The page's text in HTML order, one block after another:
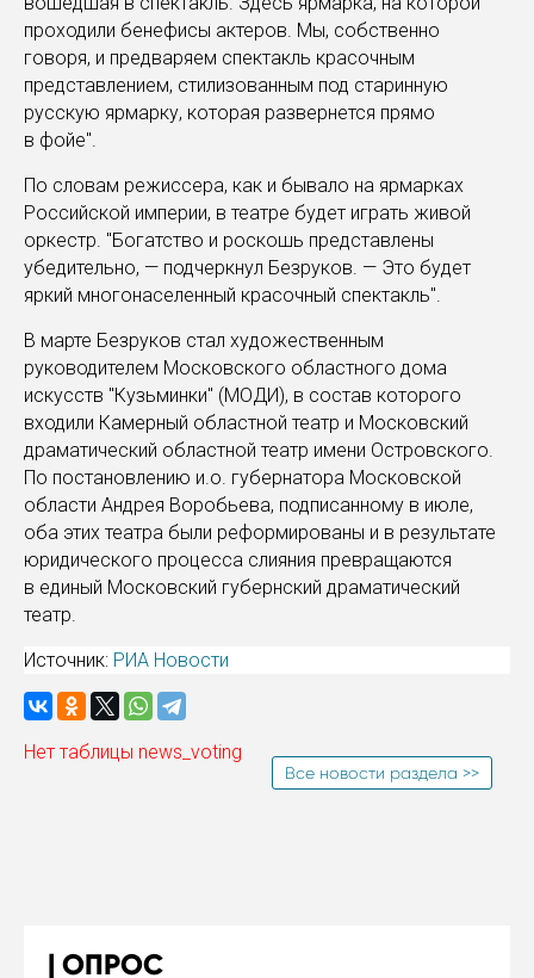
проходили бенефисы актеров. Мы, собственно
говоря, и предваряем спектакль красочным
представлением, стилизованным под старинную
русскую ярмарку, которая развернется прямо
в фойе".
По словам режиссера, как и бывало на ярмарках
Российской империи, в театре будет играть живой
оркестр. "Богатство и роскошь представлены
убедительно, — подчеркнул Безруков. — Это будет
яркий многонаселенный красочный спектакль".
В марте Безруков стал художественным
руководителем Московского областного дома
искусств "Кузьминки" (МОДИ), в состав которого
входили Камерный областной театр и Московский
драматический областной театр имени Островского.
По постановлению и.о. губернатора Московской
области Андрея Воробьева, подписанному в июле,
оба этих театра были реформированы и в результате
юридического процесса слияния превращаются
в единый Московский губернский драматический
театр.
Источник: РИА Новости
Нет таблицы news_voting
Все новости раздела >>
ОПРОС